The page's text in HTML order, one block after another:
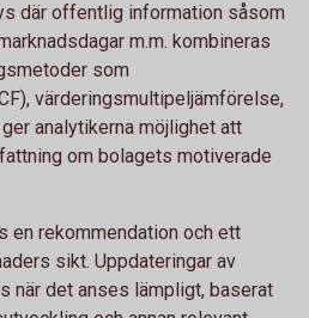
där offentlig information såsom
m.m. kombineras
som
värderingsmultipeljämförelse,
analytikerna möjlighet att
om bolagets motiverade
en rekommendation och ett
sikt. Uppdateringar av
när det anses lämpligt, baserat